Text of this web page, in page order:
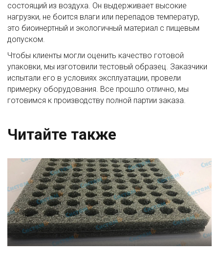
состоящий из воздуха. Он выдерживает высокие
нагрузки, не боится влаги или перепадов температур,
это биоинертный и экологичный материал с пищевым
допуском.
Чтобы клиенты могли оценить качество готовой
упаковки, мы изготовили тестовый образец. Заказчики
испытали его в условиях эксплуатации, провели
примерку оборудования. Все прошло отлично, мы
готовимся к производству полной партии заказа.
Читайте также